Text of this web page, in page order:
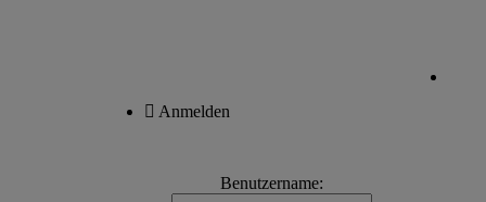
Anmelden
Benutzername: